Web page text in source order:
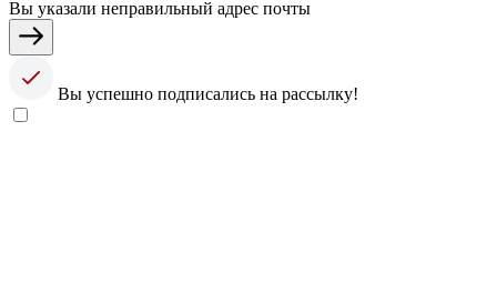
Вы указали неправильный адрес почты
Вы успешно подписались на рассылку!